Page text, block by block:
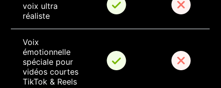
voix ultra
réaliste
Voix
émotionnelle
spéciale pour
vidéos courtes
TikTok & Reels